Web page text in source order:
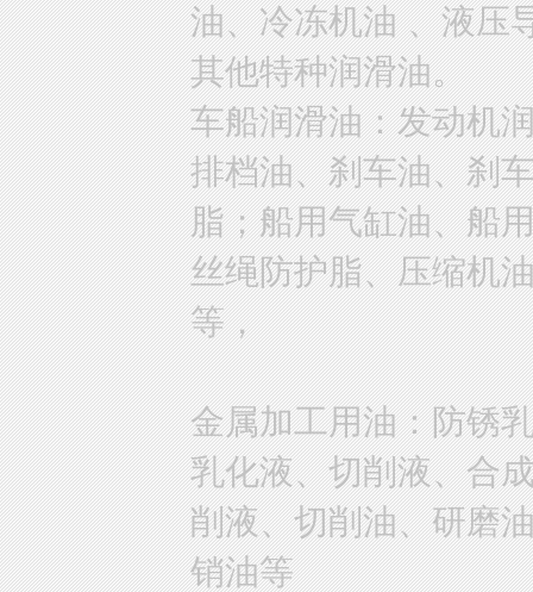
油、冷冻机油 、液压
其他特种润滑油。
车船润滑油：发动机
排档油、刹车油、刹
脂；船用气缸油、船
丝绳防护脂、压缩机
等，
金属加工用油：防锈
乳化液、切削液、合
削液、切削油、研磨
销油等